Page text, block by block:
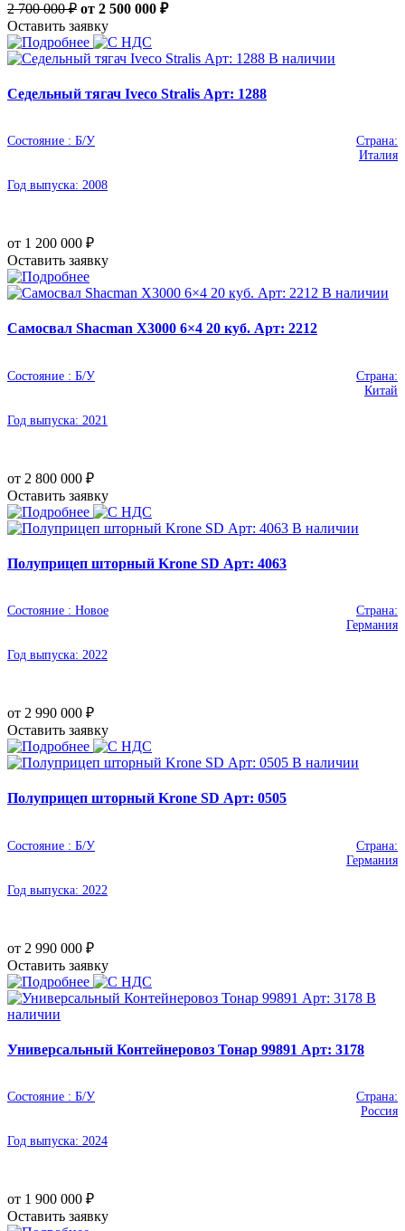
2 700 000 ₽ от 2 500 000 ₽
Оставить заявку
В наличии
Седельный тягач Iveco Stralis Арт: 1288
Состояние : Б/У
Страна:
Италия
Год выпуска: 2008
от 1 200 000 ₽
Оставить заявку
В наличии
Самосвал Shacman X3000 6×4 20 куб. Арт: 2212
Состояние : Б/У
Страна:
Китай
Год выпуска: 2021
от 2 800 000 ₽
Оставить заявку
В наличии
Полуприцеп шторный Krone SD Арт: 4063
Состояние : Новое
Страна:
Германия
Год выпуска: 2022
от 2 990 000 ₽
Оставить заявку
В наличии
Полуприцеп шторный Krone SD Арт: 0505
Состояние : Б/У
Страна:
Германия
Год выпуска: 2022
от 2 990 000 ₽
Оставить заявку
В
наличии
Универсальный Контейнеровоз Тонар 99891 Арт: 3178
Состояние : Б/У
Страна:
Россия
Год выпуска: 2024
от 1 900 000 ₽
Оставить заявку